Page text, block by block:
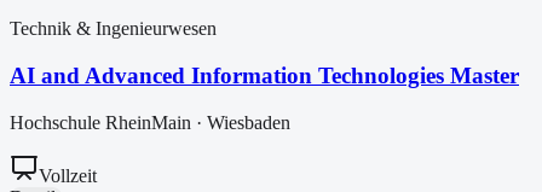
Technik & Ingenieurwesen
AI and Advanced Information Technologies Master
Hochschule RheinMain · Wiesbaden
Vollzeit